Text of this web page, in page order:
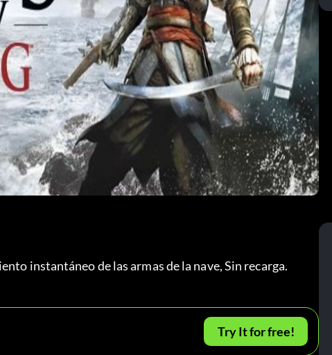
instantáneo de las armas de la nave, Sin recarga.
Try It for free!